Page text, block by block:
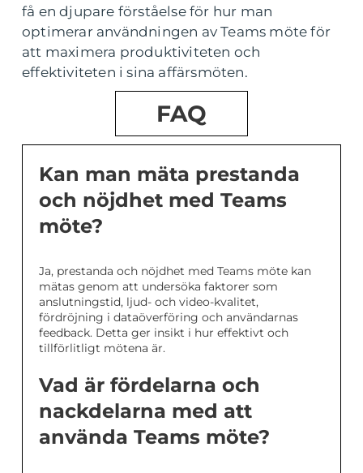
få en djupare förståelse för hur man
optimerar användningen av Teams möte för
att maximera produktiviteten och
effektiviteten i sina affärsmöten.
FAQ
Kan man mäta prestanda
och nöjdhet med Teams
möte?
Ja, prestanda och nöjdhet med Teams möte kan
mätas genom att undersöka faktorer som
anslutningstid, ljud- och video-kvalitet,
fördröjning i dataöverföring och användarnas
feedback. Detta ger insikt i hur effektivt och
tillförlitligt mötena är.
Vad är fördelarna och
nackdelarna med att
använda Teams möte?